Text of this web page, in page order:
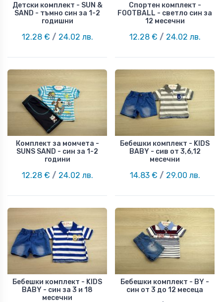
Детски комплект - SUN &
SAND - тъмно син за 1-2
годишни
12.28 € / 24.02 лв.
Спортен комплект -
FOOTBALL - светло син за
12 месечни
12.28 € / 24.02 лв.
Комплект за момчета -
SUNS SAND - син за 1-2
години
12.28 € / 24.02 лв.
Бебешки комплект - KIDS
BABY - сив от 3,6,12
месечни
14.83 € / 29.00 лв.
Бебешки комплект - KIDS
BABY - син за 3 и 18
месечни
Бебешки комплект - BY -
син от 3 до 12 месеца